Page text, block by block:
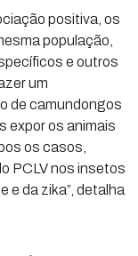
positiva, os
população,
e outros
um
de camundongos
expor os animais
os casos,
PCLV nos insetos
e da zika”, detalha